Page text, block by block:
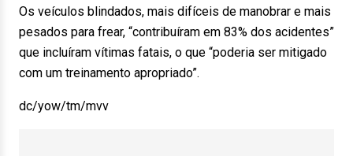
Os veículos blindados, mais difíceis de manobrar e mais
pesados para frear, “contribuíram em 83% dos acidentes”
que incluíram vítimas fatais, o que “poderia ser mitigado
com um treinamento apropriado”.
dc/yow/tm/mvv